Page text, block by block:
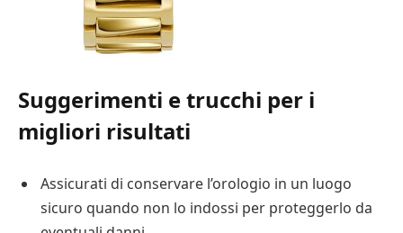
Suggerimenti e trucchi per i
migliori risultati
Assicurati di conservare l’orologio in un luogo
sicuro quando non lo indossi per proteggerlo da